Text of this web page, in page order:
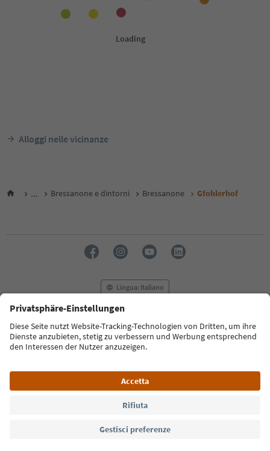
Alloggi nelle vicinanze
... Bressanone e dintorni Bressanone Gfohlerhof
Lingua: Italiano
FAQ Contatti Press MICE
Privacy Policy
Termini e condizioni
Crediti
Cookie Policy
Alto Adige B2B